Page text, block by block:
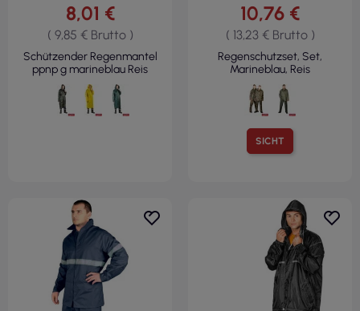
8,01 €
( 9,85 € Brutto )
Schützender Regenmantel
ppnp g marineblau Reis
SICHT
10,76 €
( 13,23 € Brutto )
Regenschutzset, Set,
Marineblau, Reis